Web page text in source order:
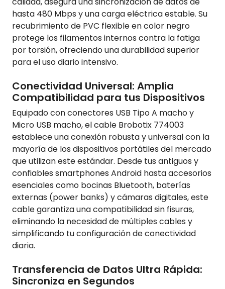
hasta 480 Mbps y una carga eléctrica estable. Su
recubrimiento de PVC flexible en color negro
protege los filamentos internos contra la fatiga
por torsión, ofreciendo una durabilidad superior
para el uso diario intensivo.
Conectividad Universal: Amplia
Compatibilidad para tus Dispositivos
Equipado con conectores USB Tipo A macho y
Micro USB macho, el cable Brobotix 774003
establece una conexión robusta y universal con la
mayoría de los dispositivos portátiles del mercado
que utilizan este estándar. Desde tus antiguos y
confiables smartphones Android hasta accesorios
esenciales como bocinas Bluetooth, baterías
externas (power banks) y cámaras digitales, este
cable garantiza una compatibilidad sin fisuras,
eliminando la necesidad de múltiples cables y
simplificando tu configuración de conectividad
diaria.
Transferencia de Datos Ultra Rápida:
Sincroniza en Segundos